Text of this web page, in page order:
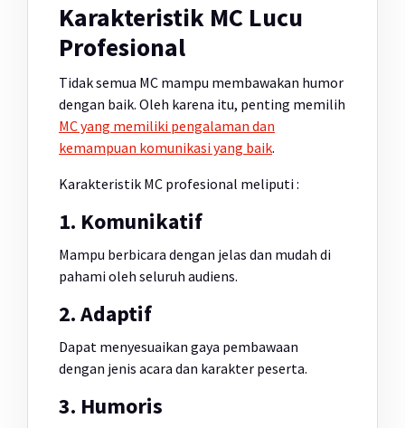
Karakteristik MC Lucu
Profesional
Tidak semua MC mampu membawakan humor
dengan baik. Oleh karena itu, penting memilih
MC yang memiliki pengalaman dan
kemampuan komunikasi yang baik.
Karakteristik MC profesional meliputi :
1. Komunikatif
Mampu berbicara dengan jelas dan mudah di
pahami oleh seluruh audiens.
2. Adaptif
Dapat menyesuaikan gaya pembawaan
dengan jenis acara dan karakter peserta.
3. Humoris